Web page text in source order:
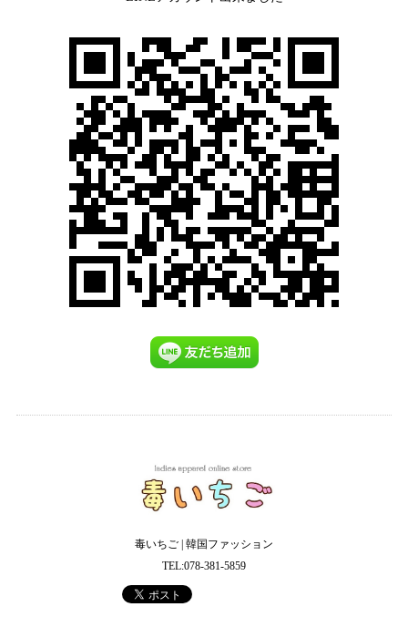
毒いちご | 韓国ファッション
TEL:078-381-5859